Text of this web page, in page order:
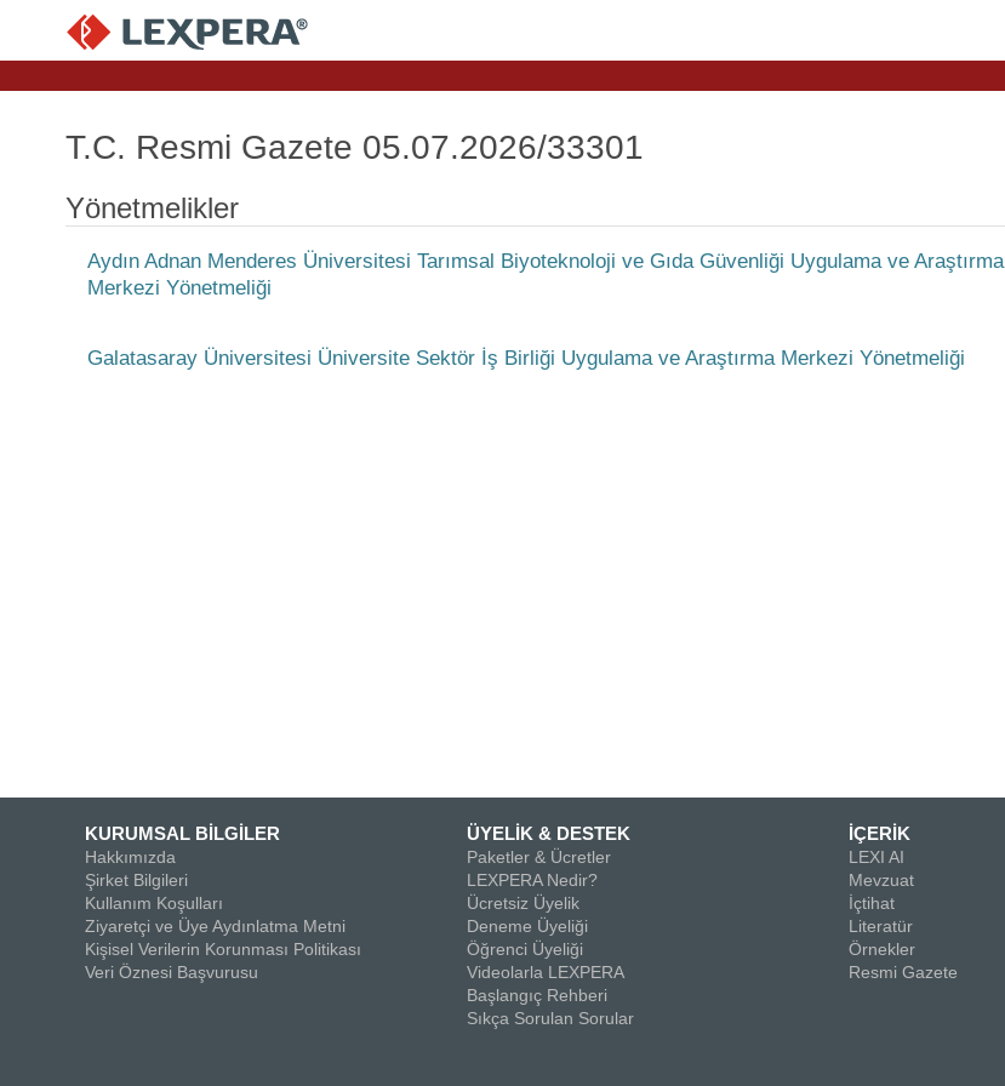
T.C. Resmi Gazete 05.07.2026/33301
Yönetmelikler
Aydın Adnan Menderes Üniversitesi Tarımsal Biyoteknoloji ve Gıda Güvenliği Uygulama ve Araştırma
Merkezi Yönetmeliği
Galatasaray Üniversitesi Üniversite Sektör İş Birliği Uygulama ve Araştırma Merkezi Yönetmeliği
KURUMSAL BİLGİLER
Hakkımızda
Şirket Bilgileri
Kullanım Koşulları
Ziyaretçi ve Üye Aydınlatma Metni
Kişisel Verilerin Korunması Politikası
Veri Öznesi Başvurusu
ÜYELİK & DESTEK
Paketler & Ücretler
LEXPERA Nedir?
Ücretsiz Üyelik
Deneme Üyeliği
Öğrenci Üyeliği
Videolarla LEXPERA
Başlangıç Rehberi
Sıkça Sorulan Sorular
İÇERİK
LEXI AI
Mevzuat
İçtihat
Literatür
Örnekler
Resmi Gazete